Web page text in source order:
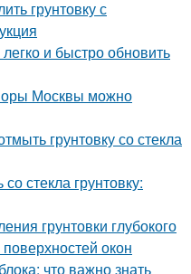
грунтовку с
и быстро обновить
Москвы можно
грунтовку со стекла
стекла грунтовку:
грунтовки глубокого
окон
что важно знать